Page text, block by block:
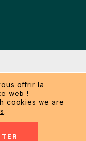
droits réservés.
offrir la
web !
cookies we are
.